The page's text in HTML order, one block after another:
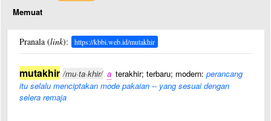
Memuat
Pranala (link): https://kbbi.web.id/mutakhir
mutakhir /mu·ta·khir/ a terakhir; terbaru; modern: perancang
itu selalu menciptakan mode pakaian -- yang sesuai dengan
selera remaja